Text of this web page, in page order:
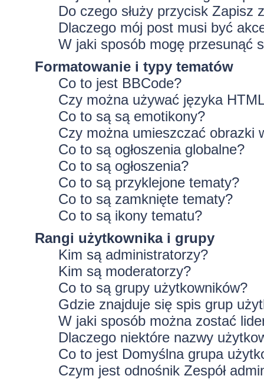
Do czego służy przycisk Zapisz
Dlaczego mój post musi być
W jaki sposób mogę przesunąć
Formatowanie i typy tematów
Co to jest BBCode?
Czy można używać języka
Co to są są emotikony?
Czy można umieszczać obrazki
Co to są ogłoszenia globalne?
Co to są ogłoszenia?
Co to są przyklejone tematy?
Co to są zamknięte tematy?
Co to są ikony tematu?
Rangi użytkownika i grupy
Kim są administratorzy?
Kim są moderatorzy?
Co to są grupy użytkowników?
Gdzie znajduje się spis grup
W jaki sposób można zostać
Dlaczego niektóre nazwy
Co to jest Domyślna grupa
Czym jest odnośnik Zespół